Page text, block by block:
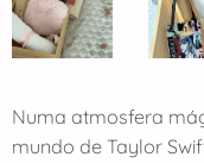
Numa atmosfera
mundo de Taylor